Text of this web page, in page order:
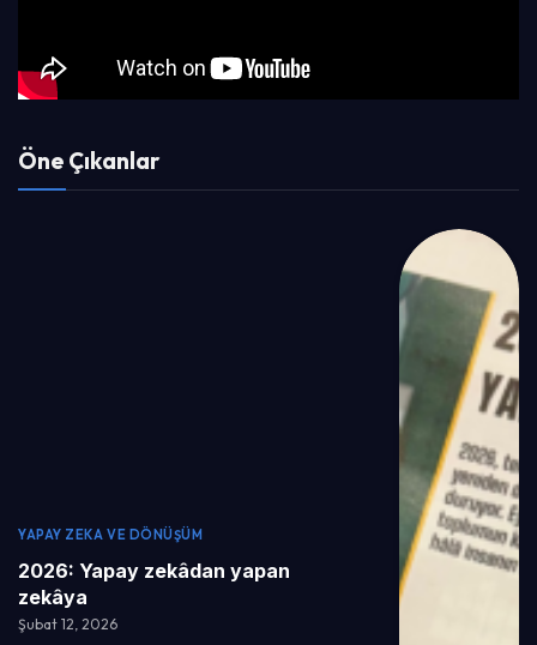
Öne Çıkanlar
YAPAY ZEKA VE DÖNÜŞÜM
2026: Yapay zekâdan yapan
zekâya
Şubat 12, 2026